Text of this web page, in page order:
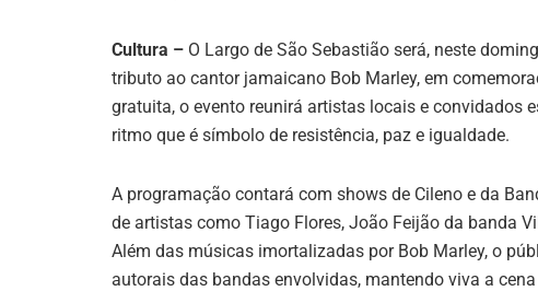
Cultura – O Largo de São Sebastião será, neste
tributo ao cantor jamaicano Bob Marley, em
gratuita, o evento reunirá artistas locais e convidados
ritmo que é símbolo de resistência, paz e igualdade.
A programação contará com shows de Cileno e da
de artistas como Tiago Flores, João Feijão da banda
Além das músicas imortalizadas por Bob Marley, o
autorais das bandas envolvidas, mantendo viva a